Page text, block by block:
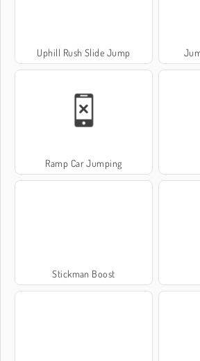
Uphill Rush Slide Jump
Ramp Car Jumping
Stickman Boost